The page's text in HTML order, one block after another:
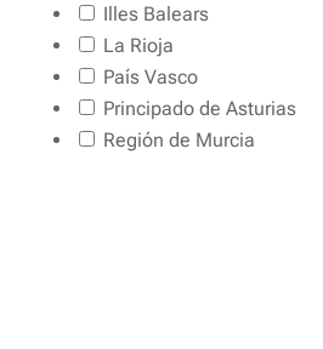
Illes Balears
La Rioja
País Vasco
Principado de Asturias
Región de Murcia